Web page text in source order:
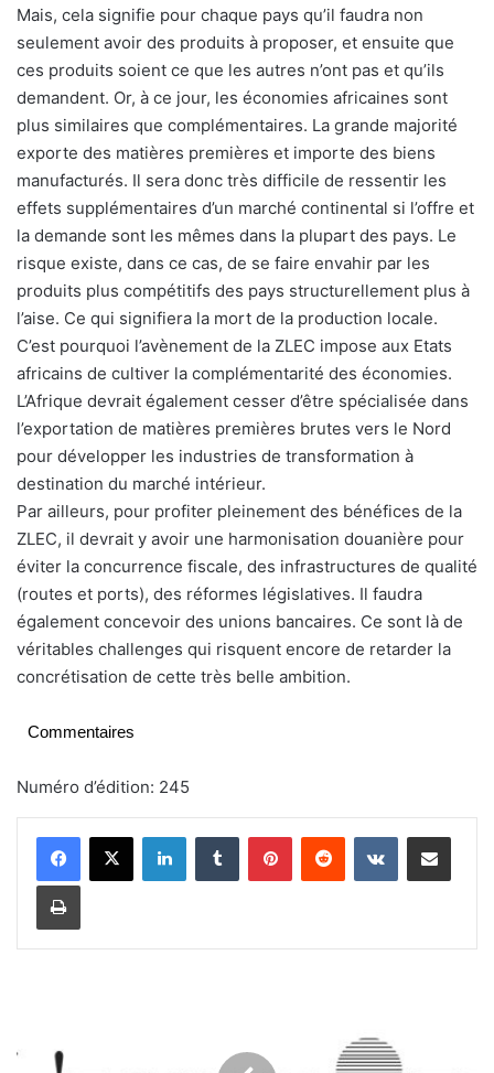
Mais, cela signifie pour chaque pays qu’il faudra non
seulement avoir des produits à proposer, et ensuite que
ces produits soient ce que les autres n’ont pas et qu’ils
demandent. Or, à ce jour, les économies africaines sont
plus similaires que complémentaires. La grande majorité
exporte des matières premières et importe des biens
manufacturés. Il sera donc très difficile de ressentir les
effets supplémentaires d’un marché continental si l’offre et
la demande sont les mêmes dans la plupart des pays. Le
risque existe, dans ce cas, de se faire envahir par les
produits plus compétitifs des pays structurellement plus à
l’aise. Ce qui signifiera la mort de la production locale.
C’est pourquoi l’avènement de la ZLEC impose aux Etats
africains de cultiver la complémentarité des économies.
L’Afrique devrait également cesser d’être spécialisée dans
l’exportation de matières premières brutes vers le Nord
pour développer les industries de transformation à
destination du marché intérieur.
Par ailleurs, pour profiter pleinement des bénéfices de la
ZLEC, il devrait y avoir une harmonisation douanière pour
éviter la concurrence fiscale, des infrastructures de qualité
(routes et ports), des réformes législatives. Il faudra
également concevoir des unions bancaires. Ce sont là de
véritables challenges qui risquent encore de retarder la
concrétisation de cette très belle ambition.
Commentaires
Numéro d’édition: 245